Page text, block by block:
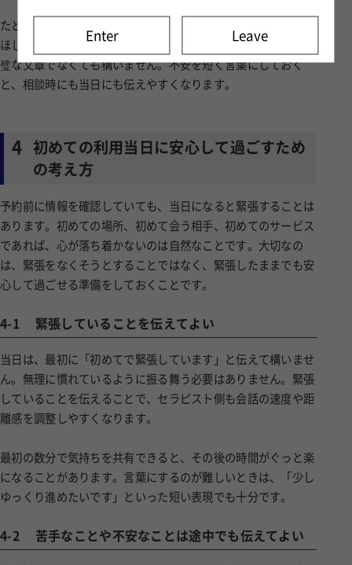
たとえば、「初めてなので緊張している」「ゆっくり説明して
ほしい」「最初は会話を多めにしたい」といった言葉です。完
璧な文章でなくても構いません。不安を短く言葉にしておく
と、相談時にも当日にも伝えやすくなります。
4
初めての利用当日に安心して過ごすため
の考え方
予約前に情報を確認していても、当日になると緊張することは
あります。初めての場所、初めて会う相手、初めてのサービス
であれば、心が落ち着かないのは自然なことです。大切なの
は、緊張をなくそうとすることではなく、緊張したままでも安
心して過ごせる準備をしておくことです。
4-1 緊張していることを伝えてよい
当日は、最初に「初めてで緊張しています」と伝えて構いませ
ん。無理に慣れているように振る舞う必要はありません。緊張
していることを伝えることで、セラピスト側も会話の速度や距
離感を調整しやすくなります。
最初の数分で気持ちを共有できると、その後の時間がぐっと楽
になることがあります。言葉にするのが難しいときは、「少し
ゆっくり進めたいです」といった短い表現でも十分です。
4-2 苦手なことや不安なことは途中でも伝えてよい
Enter Leave